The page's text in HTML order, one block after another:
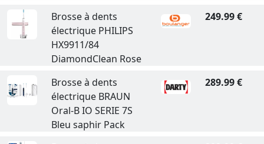
Brosse à dents
électrique PHILIPS
HX9911/84
DiamondClean Rose
249.99 €
Brosse à dents
électrique BRAUN
Oral-B IO SERIE 7S
Bleu saphir Pack
289.99 €